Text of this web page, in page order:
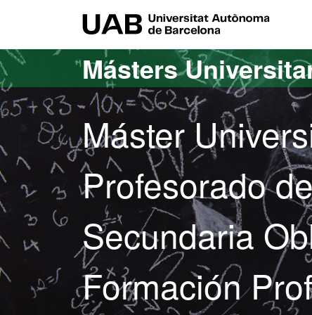
Másters
Máster
Profesorado
Secundaria
Formación